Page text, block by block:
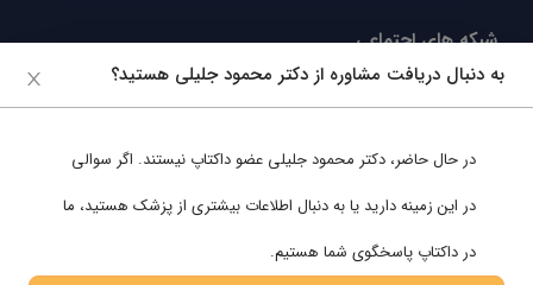
شبکه های اجتماعی
ما را در شبکه های اجتماعی دنبال کنید
به دنبال دریافت مشاوره از دکتر محمود جلیلی هستید؟
در حال حاضر، دکتر محمود جلیلی عضو داکتاپ نیستند. اگر سوالی
در این زمینه دارید یا به دنبال اطلاعات بیشتری از پزشک هستید، ما
در داکتاپ پاسخگوی شما هستیم.